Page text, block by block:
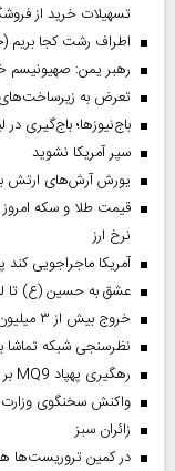
تسهیلات خرید از
اطراف رشت کجا بریم
رهبر یمن:
تعرض به زیرساخت‌های
باج‌نیوزها؛ باج‌گیری
سپر آمریکا نشوید
یورش آرش‌های ارتش به
نرخ ارز
آمریکا ماجراجویی
عشق به حسین (ع) تا
خروج بیش از ۳ میلیون زائر از تمام مرز‌های کشور
نظرسنجی شبکه تماشا
رهگیری پهپاد MQ9 بر فراز تنگه هرمز
واکنش سخنگوی وزارت
‌زائران سبز
در کمین تروریست‌ها